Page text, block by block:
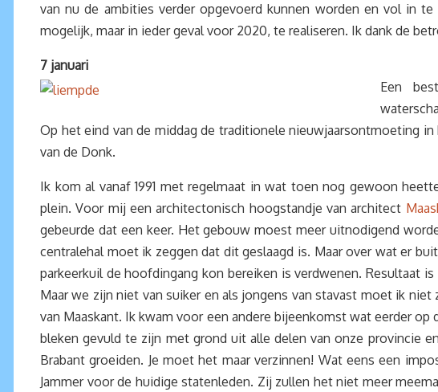
van nu de ambities verder opgevoerd kunnen worden en vol in
mogelijk, maar in ieder geval voor 2020, te realiseren. Ik dank de
7 januari
Een
Op het eind van de middag de traditionele nieuwjaarsontmoeting
van de Donk.
Ik kom al vanaf 1991 met regelmaat in wat toen nog gewoon
plein. Voor mij een architectonisch hoogstandje van architect
gebeurde dat een keer. Het gebouw moest meer uitnodigend
centralehal moet ik zeggen dat dit geslaagd is. Maar over wat er
parkeerkuil de hoofdingang kon bereiken is verdwenen. Resultaat
Maar we zijn niet van suiker en als jongens van stavast moet ik
van Maaskant. Ik kwam voor een andere bijeenkomst wat eerder
bleken gevuld te zijn met grond uit alle delen van onze provincie
Brabant groeiden. Je moet het maar verzinnen! Wat eens een
Jammer voor de huidige statenleden. Zij zullen het niet meer